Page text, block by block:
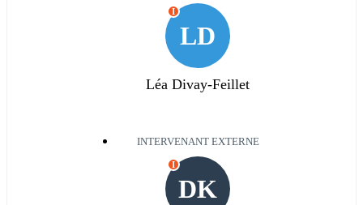
LD
I
Léa Divay-Feillet
INTERVENANT EXTERNE
DK
I